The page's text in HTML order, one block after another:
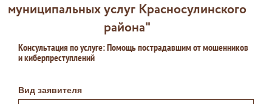
муниципальных услуг Красносулинского
района"
Консультация по услуге: Помощь пострадавшим от мошенников
и киберпреступлений
Вид заявителя